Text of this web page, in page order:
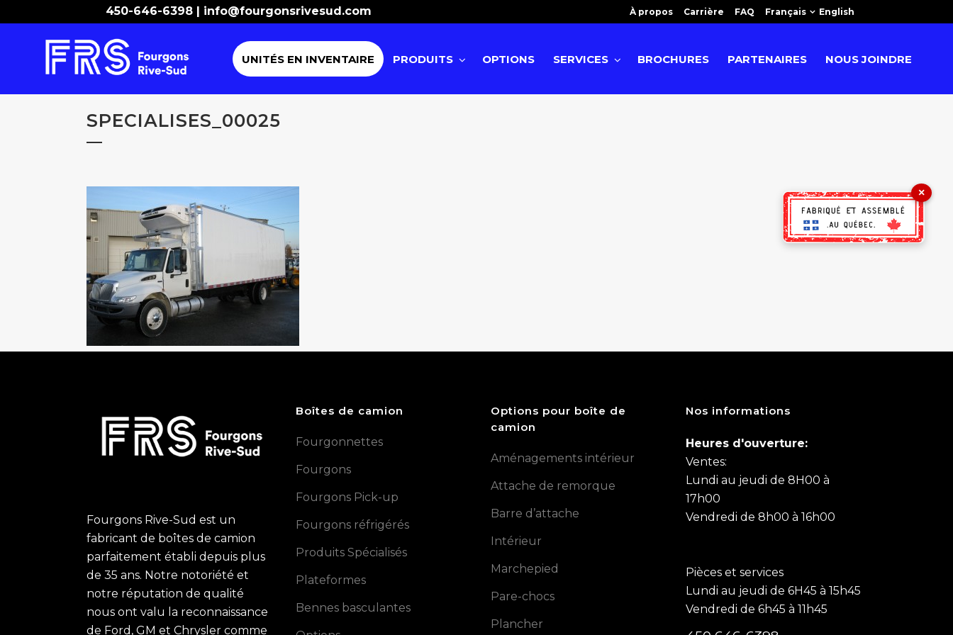
450-646-6398 | info@fourgonsrivesud.com À propos Carrière FAQ Français English
UNITÉS EN INVENTAIRE PRODUITS OPTIONS SERVICES BROCHURES PARTENAIRES NOUS JOINDRE
SPECIALISES_00025
Fourgons Rive-Sud est un
fabricant de boîtes de camion
parfaitement établi depuis plus
de 35 ans. Notre notoriété et
notre réputation de qualité
nous ont valu la reconnaissance
de Ford, GM et Chrysler comme
Boîtes de camion
Fourgonnettes
Fourgons
Fourgons Pick-up
Fourgons réfrigérés
Produits Spécialisés
Plateformes
Bennes basculantes
Options pour boîte de
camion
Aménagements intérieur
Attache de remorque
Barre d’attache
Intérieur
Marchepied
Pare-chocs
Plancher
Nos informations
Heures d'ouverture:
Ventes:
Lundi au jeudi de 8H00 à
17h00
Vendredi de 8h00 à 16h00
Pièces et services
Lundi au jeudi de 6H45 à 15h45
Vendredi de 6h45 à 11h45
×